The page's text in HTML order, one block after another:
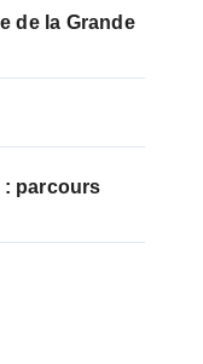
de la Grande
: parcours